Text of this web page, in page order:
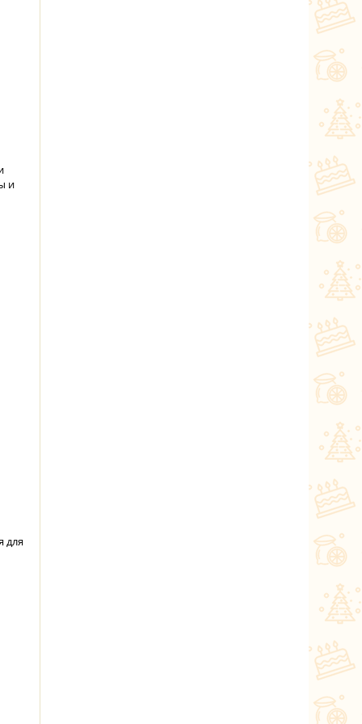
и
для